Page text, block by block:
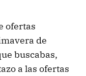
ofertas
de
buscabas,
a las ofertas